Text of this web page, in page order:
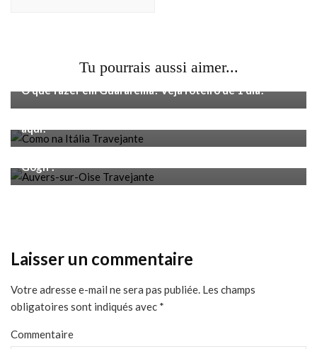
Tu pourrais aussi aimer...
O que fazer em Guararema? Veja roteiro de 1 dia!
Voyage
aqui!
Voyage
Gogh ?
Laisser un commentaire
Votre adresse e-mail ne sera pas publiée. Les champs
obligatoires sont indiqués avec *
Commentaire